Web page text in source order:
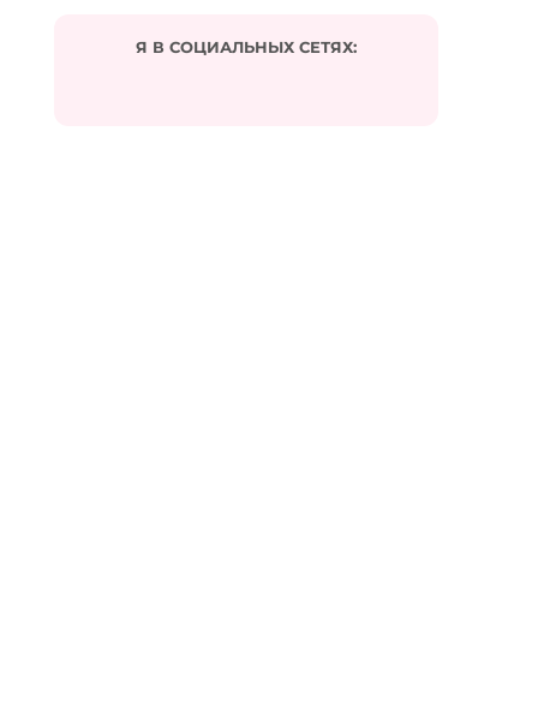
Подписаться на комментарии по e-mail
Я В СОЦИАЛЬНЫХ СЕТЯХ: